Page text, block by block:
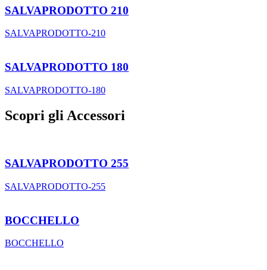
SALVAPRODOTTO 210
SALVAPRODOTTO-210
SALVAPRODOTTO 180
SALVAPRODOTTO-180
Scopri gli Accessori
SALVAPRODOTTO 255
SALVAPRODOTTO-255
BOCCHELLO
BOCCHELLO